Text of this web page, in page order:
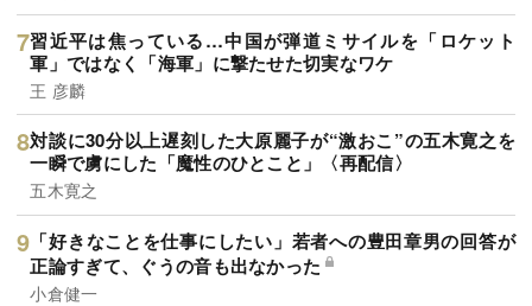
習近平は焦っている…中国が弾道ミサイルを「ロケット
軍」ではなく「海軍」に撃たせた切実なワケ
王 彦麟
対談に30分以上遅刻した大原麗子が“激おこ”の五木寛之を
一瞬で虜にした「魔性のひとこと」〈再配信〉
五木寛之
「好きなことを仕事にしたい」若者への豊田章男の回答が
正論すぎて、ぐうの音も出なかった
小倉健一